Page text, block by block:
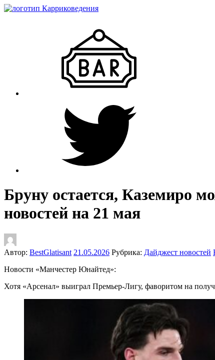
Бруну остается, Каземиро
новостей на 21 мая
Автор: BestGlatisant 21.05.2026 Рубрика: Дайджест новостей
Новости «Манчестер Юнайтед»:
Хотя «Арсенал» выиграл Премьер-Лигу, фаворитом на